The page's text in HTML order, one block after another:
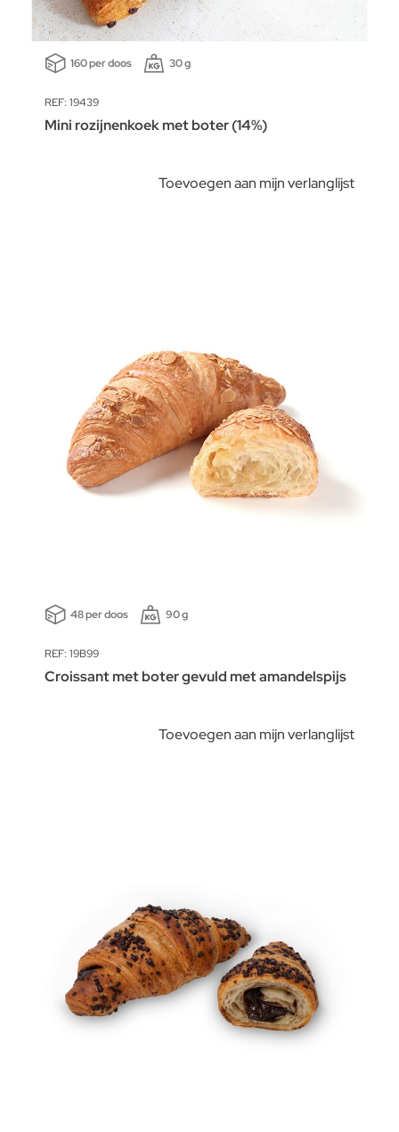
160 per doos 30 g
REF: 19439
Mini rozijnenkoek met boter (14%)
Toevoegen aan mijn verlanglijst
48 per doos 90 g
REF: 19B99
Croissant met boter gevuld met amandelspijs
Toevoegen aan mijn verlanglijst